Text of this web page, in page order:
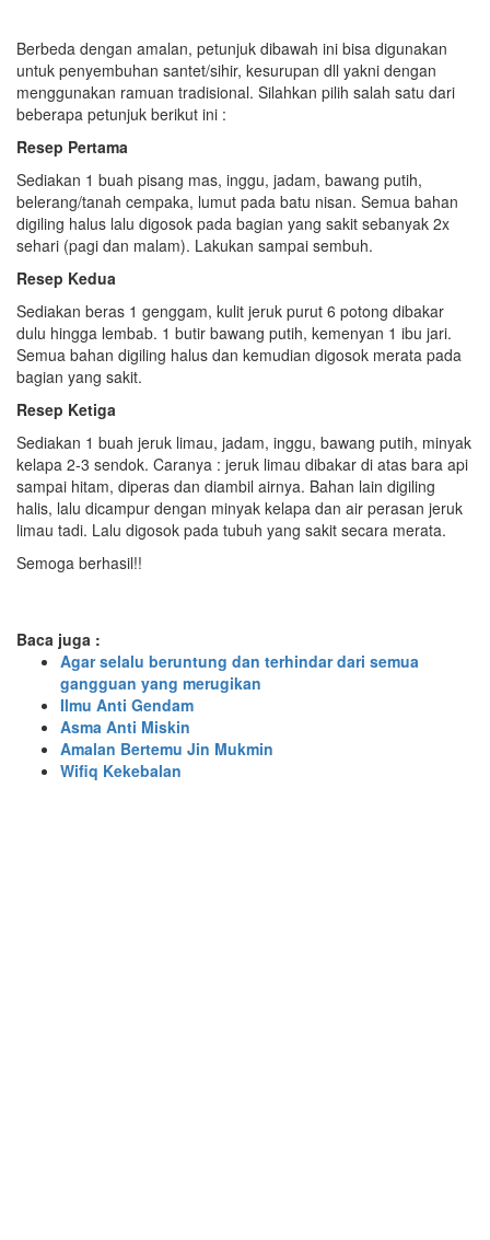
Berbeda dengan amalan, petunjuk dibawah ini bisa digunakan
untuk penyembuhan santet/sihir, kesurupan dll yakni dengan
menggunakan ramuan tradisional. Silahkan pilih salah satu dari
beberapa petunjuk berikut ini :
Resep Pertama
Sediakan 1 buah pisang mas, inggu, jadam, bawang putih,
belerang/tanah cempaka, lumut pada batu nisan. Semua bahan
digiling halus lalu digosok pada bagian yang sakit sebanyak 2x
sehari (pagi dan malam). Lakukan sampai sembuh.
Resep Kedua
Sediakan beras 1 genggam, kulit jeruk purut 6 potong dibakar
dulu hingga lembab. 1 butir bawang putih, kemenyan 1 ibu jari.
Semua bahan digiling halus dan kemudian digosok merata pada
bagian yang sakit.
Resep Ketiga
Sediakan 1 buah jeruk limau, jadam, inggu, bawang putih, minyak
kelapa 2-3 sendok. Caranya : jeruk limau dibakar di atas bara api
sampai hitam, diperas dan diambil airnya. Bahan lain digiling
halis, lalu dicampur dengan minyak kelapa dan air perasan jeruk
limau tadi. Lalu digosok pada tubuh yang sakit secara merata.
Semoga berhasil!!
Baca juga :
Agar selalu beruntung dan terhindar dari semua
gangguan yang merugikan
Ilmu Anti Gendam
Asma Anti Miskin
Amalan Bertemu Jin Mukmin
Wifiq Kekebalan